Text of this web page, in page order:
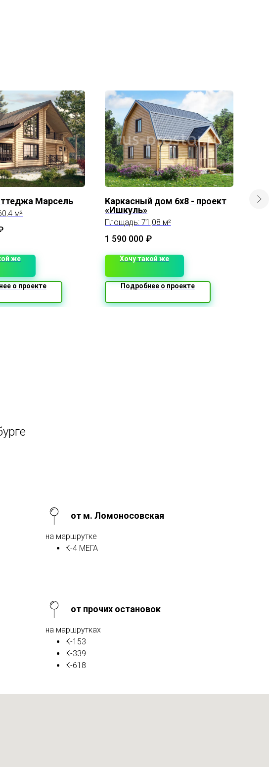
Марсель
м²
же
о проекте
Каркасный дом 6х8 - проект
«Ишкуль»
Площадь: 71,08 м²
1 590 000 ₽
Хочу такой же
Подробнее о проекте
от м. Ломоносовская
на маршрутке
К-4 МЕГА
от прочих остановок
на маршрутках
К-153
К-339
К-618